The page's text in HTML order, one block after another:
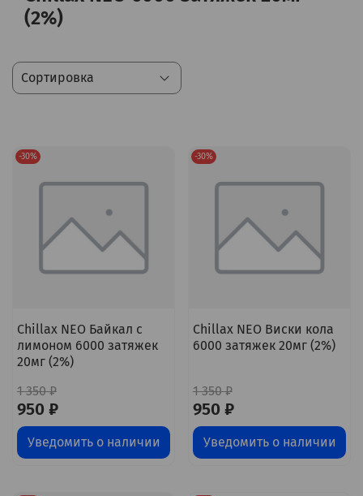
(2%)
-30%
Chillax NEO Байкал с
лимоном 6000 затяжек
20мг (2%)
1 350 ₽
950 ₽
Уведомить о наличии
-30%
Chillax NEO Виски кола
6000 затяжек 20мг (2%)
1 350 ₽
950 ₽
Уведомить о наличии